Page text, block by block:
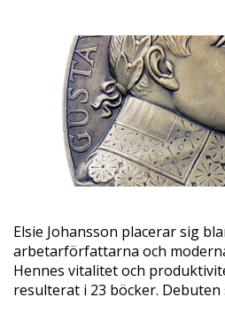
Elsie Johansson placerar sig
arbetarförfattarna och
Hennes vitalitet och
resulterat i 23 böcker. Debuten